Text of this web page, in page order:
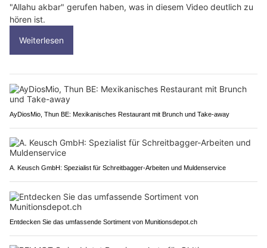
"Allahu akbar" gerufen haben, was in diesem Video deutlich zu
hören ist.
Weiterlesen
AyDiosMio, Thun BE: Mexikanisches Restaurant mit Brunch und Take-away
A. Keusch GmbH: Spezialist für Schreitbagger-Arbeiten und Muldenservice
Entdecken Sie das umfassende Sortiment von Munitionsdepot.ch